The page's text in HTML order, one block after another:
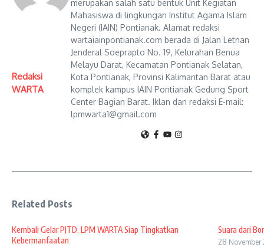
Redaksi
WARTA
merupakan salah satu bentuk Unit Kegiatan
Mahasiswa di lingkungan Institut Agama Islam
Negeri (IAIN) Pontianak. Alamat redaksi
wartaiainpontianak.com berada di Jalan Letnan
Jenderal Soeprapto No. 19, Kelurahan Benua
Melayu Darat, Kecamatan Pontianak Selatan,
Kota Pontianak, Provinsi Kalimantan Barat atau
komplek kampus IAIN Pontianak Gedung Sport
Center Bagian Barat. Iklan dan redaksi E-mail:
lpmwarta1@gmail.com
Related Posts
Kembali Gelar PJTD, LPM WARTA Siap Tingkatkan
Kebermanfaatan
Suara dari
28 November